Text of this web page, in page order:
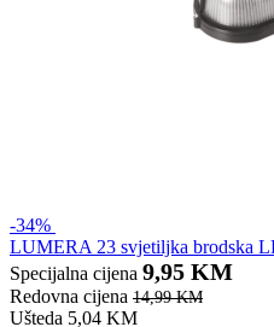
-34%
LUMERA 23 svjetiljka brodska
Specijalna cijena 9,95 KM
Redovna cijena 14,99 KM
Ušteda 5,04 KM